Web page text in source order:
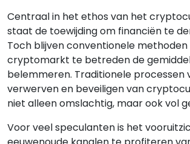
Centraal in het ethos van het
staat de toewijding om financiën te
Toch blijven conventionele
cryptomarkt te betreden de
belemmeren. Traditionele processen
verwerven en beveiligen van
niet alleen omslachtig, maar ook vol
Voor veel speculanten is het